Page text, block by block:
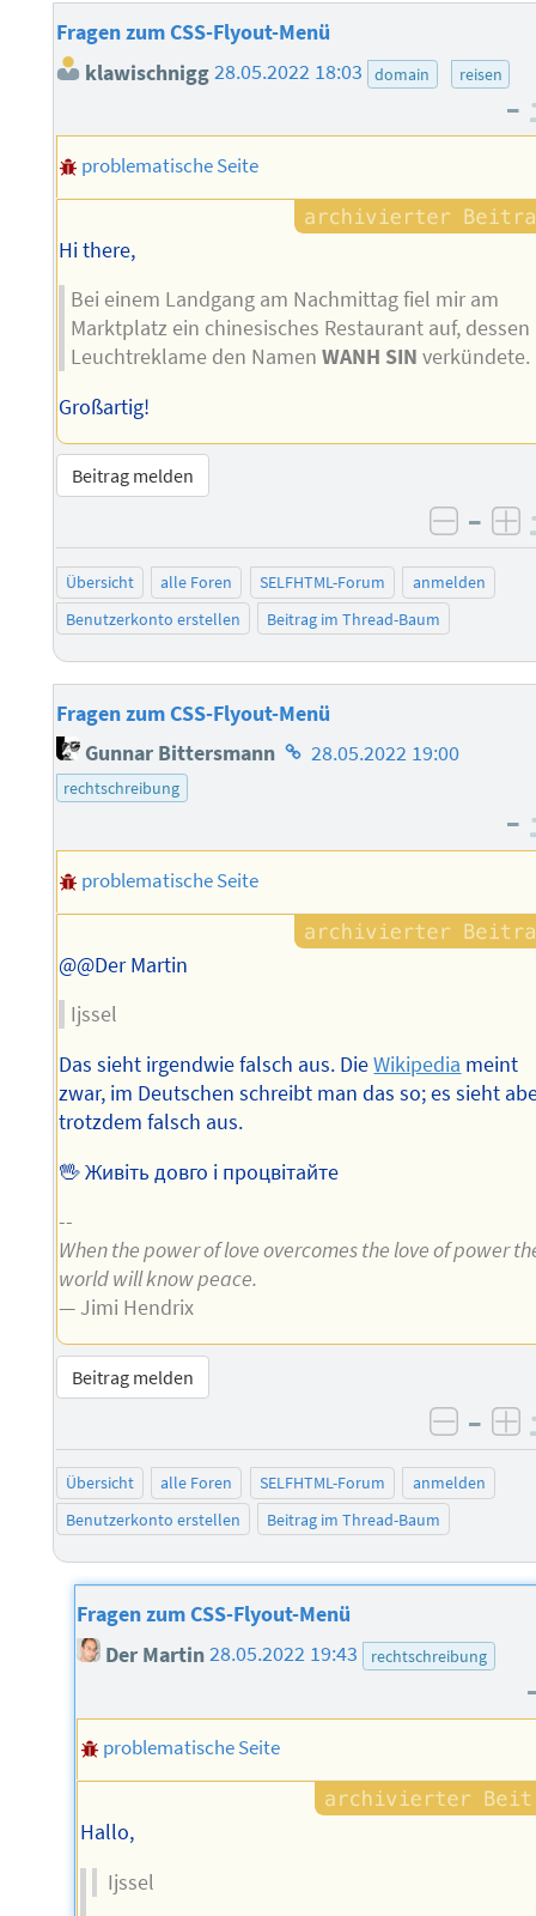
Fragen zum CSS-Flyout-Menü
klawischnigg28.05.2022 18:03 domain reisen
–
problematische Seite
Hi there,
Bei einem Landgang am Nachmittag fiel mir am
Marktplatz ein chinesisches Restaurant auf, dessen
Leuchtreklame den NamenWANH SIN verkündete.
Großartig!
Beitrag melden
–
Übersicht alle Foren SELFHTML-Forum
anmelden
Benutzerkonto erstellen
Beitrag im Thread-Baum
Fragen zum CSS-Flyout-Menü
Gunnar Bittersmann Homepage
28.05.2022 19:00
rechtschreibung
–
problematische Seite
@@Der Martin
Ijssel
Das sieht irgendwie falsch aus. DieWikipedia meint
zwar, im Deutschen schreibt man das so; es sieht
trotzdem falsch aus.
🖖 Живіть довго і процвітайте
--
When the power of love overcomes the love of power
world will know peace.
— Jimi Hendrix
Beitrag melden
–
Übersicht alle Foren SELFHTML-Forum
anmelden
Benutzerkonto erstellen
Beitrag im Thread-Baum
Fragen zum CSS-Flyout-Menü
Der Martin28.05.2022 19:43 rechtschreibung
problematische Seite
Hallo,
Ijssel